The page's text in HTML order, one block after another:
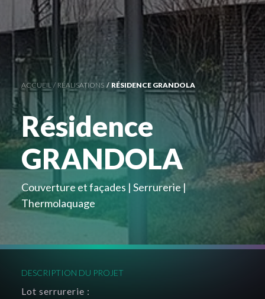
ACCUEIL RÉALISATIONS RÉSIDENCE GRANDOLA
Résidence
GRANDOLA
Couverture et façades Serrurerie
Thermolaquage
DESCRIPTION DU PROJET
Lot serrurerie :